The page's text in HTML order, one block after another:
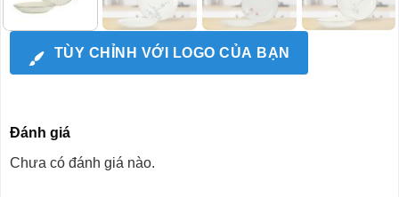
TÙY CHỈNH VỚI LOGO CỦA BẠN
Đánh giá
Chưa có đánh giá nào.